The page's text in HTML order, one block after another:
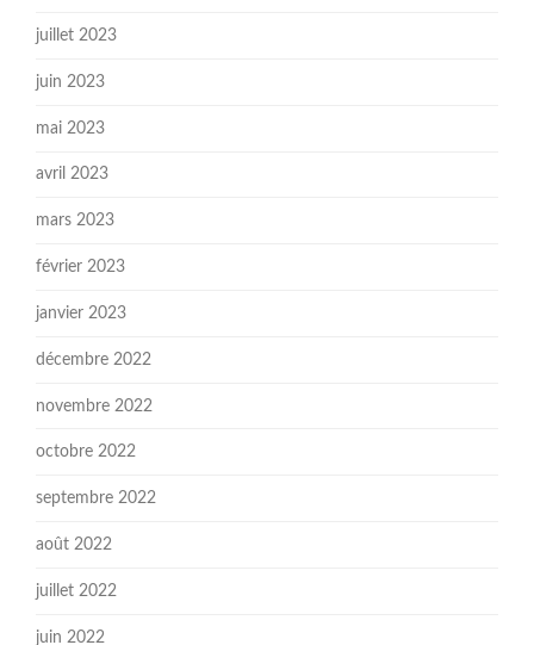
juillet 2023
juin 2023
mai 2023
avril 2023
mars 2023
février 2023
janvier 2023
décembre 2022
novembre 2022
octobre 2022
septembre 2022
août 2022
juillet 2022
juin 2022